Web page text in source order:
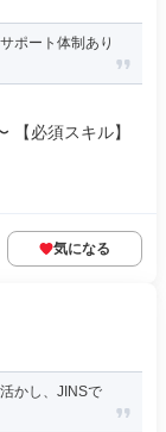
ポート体制あり
【必須スキル】
気になる
かし、JINSで